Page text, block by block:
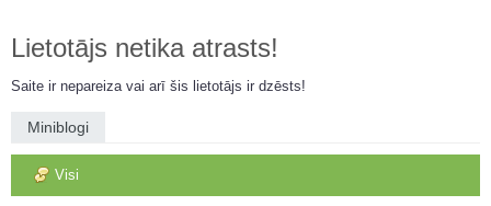
Lietotājs netika atrasts!
Saite ir nepareiza vai arī šis lietotājs ir dzēsts!
Miniblogi
Visi